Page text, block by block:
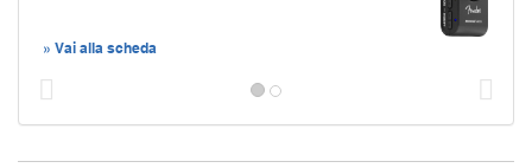
» Vai alla scheda